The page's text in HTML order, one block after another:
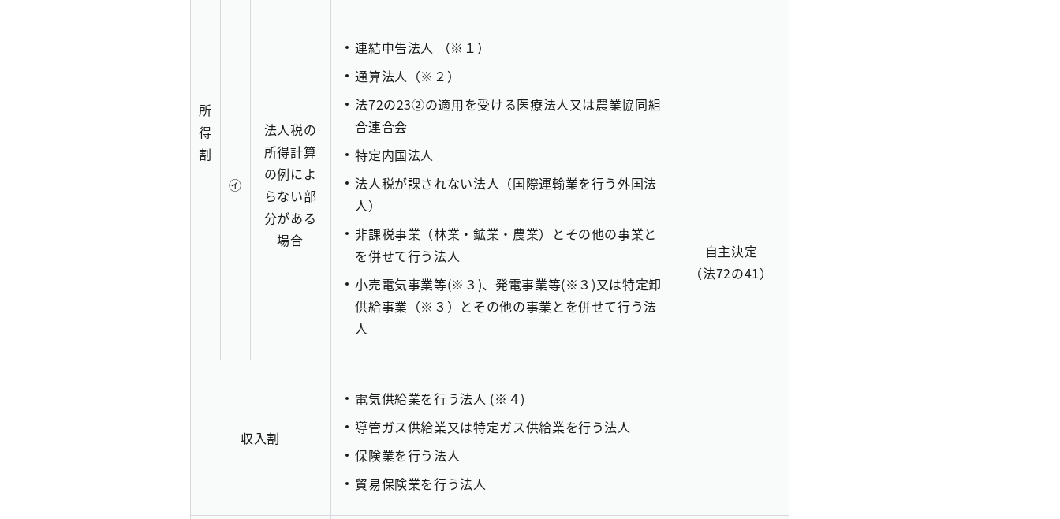
所
得
割
㋑
法人税の
所得計算
の例によ
らない部
分がある
場合
連結申告法人 （※１）
通算法人（※２）
法72の23②の適用を受ける医療法人又は農業協同組
合連合会
特定内国法人
法人税が課されない法人（国際運輸業を行う外国法
人）
非課税事業（林業・鉱業・農業）とその他の事業と
を併せて行う法人
小売電気事業等(※３)、発電事業等(※３)又は特定卸
供給事業（※３）とその他の事業とを併せて行う法
人
自主決定
（法72の41）
収入割
電気供給業を行う法人 (※４)
導管ガス供給業又は特定ガス供給業を行う法人
保険業を行う法人
貿易保険業を行う法人